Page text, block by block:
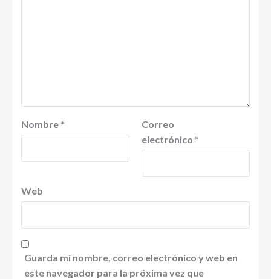
Nombre *
Correo
electrónico *
Web
Guarda mi nombre, correo electrónico y web en
este navegador para la próxima vez que